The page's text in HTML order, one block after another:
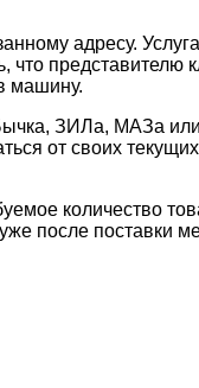
адресу.
представителю
машину.
ЗИЛа, МАЗа
от своих
количество
после поставки